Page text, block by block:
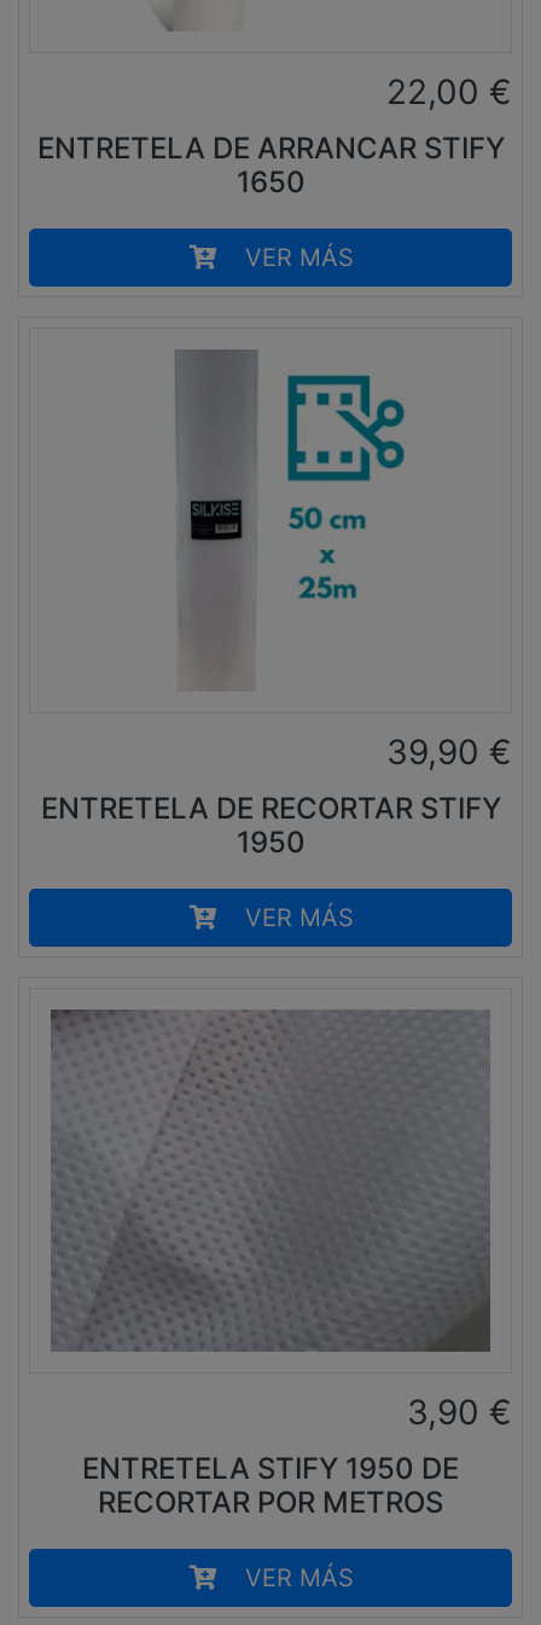
22,00 €
ENTRETELA DE ARRANCAR STIFY
1650
VER MÁS
39,90 €
ENTRETELA DE RECORTAR STIFY
1950
VER MÁS
3,90 €
ENTRETELA STIFY 1950 DE
RECORTAR POR METROS
VER MÁS